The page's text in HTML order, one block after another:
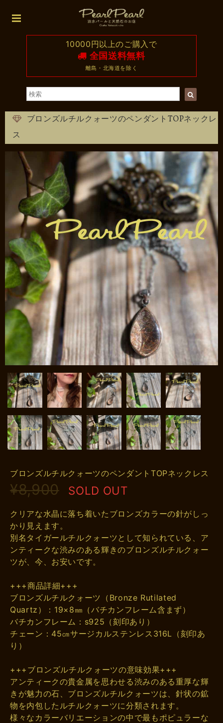
10000円以上のご購入で
全国送料無料
離島・北海道を除く
ブロンズルチルクォーツのペンダントTOPネックレ
ス
ブロンズルチルクォーツのペンダントTOPネックレス
¥8,900 SOLD OUT
クリアな水晶に落ち着いたブロンズカラーの針がしっ
かり見えます。
別名タイガールチルクォーツとして知られている、ア
ンティークな渋みのある輝きのブロンズルチルクォー
ツが、今、お安いです。
+++商品詳細+++
ブロンズルチルクォーツ（Bronze Rutilated
Quartz）：19×8㎜（バチカンフレーム含まず）
バチカンフレーム：s925（刻印あり）
チェーン：45㎝サージカルステンレス316L（刻印あ
り）
+++ブロンズルチルクォーツの意味効果+++
アンティークの貴金属を思わせる渋みのある重厚な輝
きが魅力の石、ブロンズルチルクォーツは、針状の鉱
物を内包したルチルクォーツに分類されます。
様々なカラーバリエーションの中で最もポピュラーな